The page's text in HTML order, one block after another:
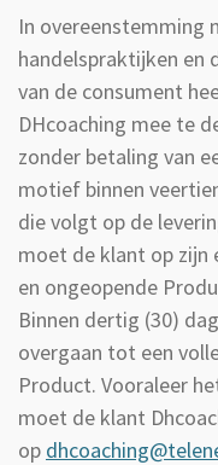
In overeenstemming
handelspraktijken en
van de consument
DHcoaching mee te
zonder betaling van
motief binnen
die volgt op de
moet de klant op zijn
en ongeopende
Binnen dertig (30)
overgaan tot een
Product. Vooraleer
moet de klant
op